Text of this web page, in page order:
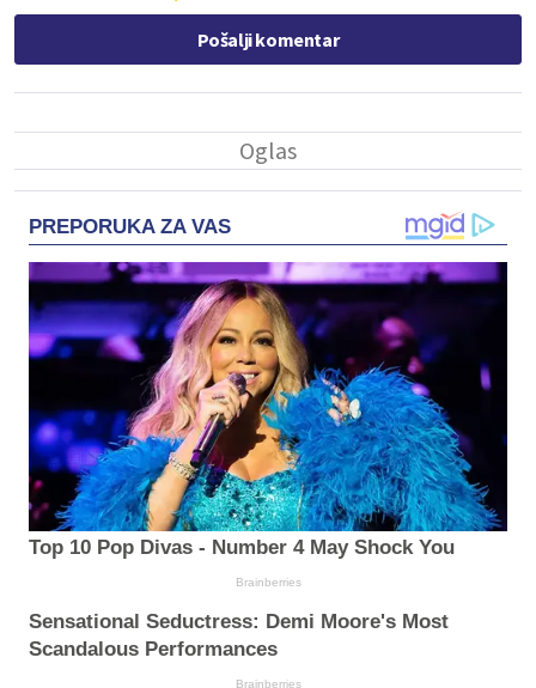
Pošalji komentar
PREPORUKA ZA VAS
Top 10 Pop Divas - Number 4 May Shock You
Brainberries
Sensational Seductress: Demi Moore's Most
Scandalous Performances
Brainberries